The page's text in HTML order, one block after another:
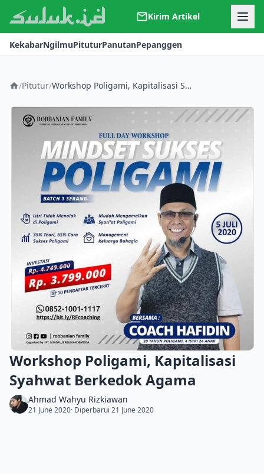
Kirim Artikel
Kerjasama
Kontak
KekabarNgilmuPituturPanutanPepanggen
/Pitutur/ Workshop Poligami, Kapitalisasi Syahwat Berkedok Agama
Workshop Poligami, Kapitalisasi
Syahwat Berkedok Agama
Ahmad Wahyu Rizkiawan
21 June 2020· Diperbarui 21 June 2020